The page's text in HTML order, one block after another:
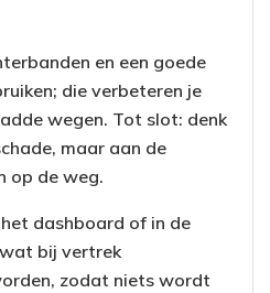
en een goede
die verbeteren je
wegen. Tot slot: denk
maar aan de
op de weg.
dashboard of in de
bij vertrek
zodat niets wordt